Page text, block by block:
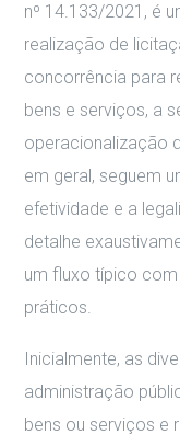
nº 14.133/2021, é
realização de
concorrência para
bens e serviços, a
operacionalização
em geral, seguem
efetividade e a
detalhe
um fluxo típico
práticos.
Inicialmente, as
administração
bens ou serviços e